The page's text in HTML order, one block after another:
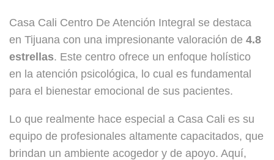
Casa Cali Centro De Atención Integral se destaca
en Tijuana con una impresionante valoración de 4.8
estrellas. Este centro ofrece un enfoque holístico
en la atención psicológica, lo cual es fundamental
para el bienestar emocional de sus pacientes.
Lo que realmente hace especial a Casa Cali es su
equipo de profesionales altamente capacitados, que
brindan un ambiente acogedor y de apoyo. Aquí,